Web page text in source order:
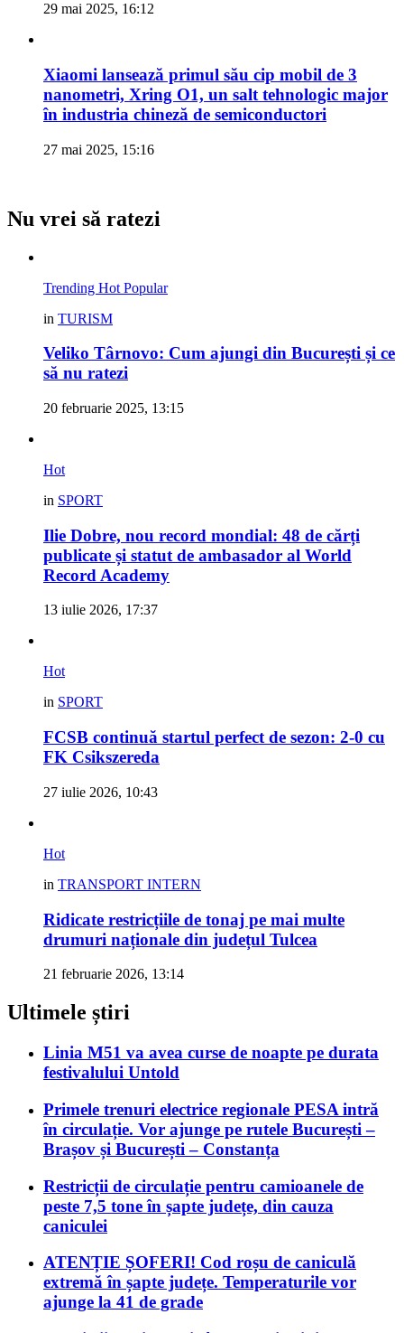
29 mai 2025, 16:12
Xiaomi lansează primul său cip mobil de 3
nanometri, Xring O1, un salt tehnologic major
în industria chineză de semiconductori
27 mai 2025, 15:16
Nu vrei să ratezi
Trending Hot Popular
in TURISM
Veliko Târnovo: Cum ajungi din București și ce
să nu ratezi
20 februarie 2025, 13:15
Hot
in SPORT
Ilie Dobre, nou record mondial: 48 de cărți
publicate și statut de ambasador al World
Record Academy
13 iulie 2026, 17:37
Hot
in SPORT
FCSB continuă startul perfect de sezon: 2-0 cu
FK Csikszereda
27 iulie 2026, 10:43
Hot
in TRANSPORT INTERN
Ridicate restricțiile de tonaj pe mai multe
drumuri naționale din județul Tulcea
21 februarie 2026, 13:14
Ultimele știri
Linia M51 va avea curse de noapte pe durata
festivalului Untold
Primele trenuri electrice regionale PESA intră
în circulație. Vor ajunge pe rutele București –
Brașov și București – Constanța
Restricții de circulație pentru camioanele de
peste 7,5 tone în șapte județe, din cauza
caniculei
ATENȚIE ȘOFERI! Cod roșu de caniculă
extremă în șapte județe. Temperaturile vor
ajunge la 41 de grade